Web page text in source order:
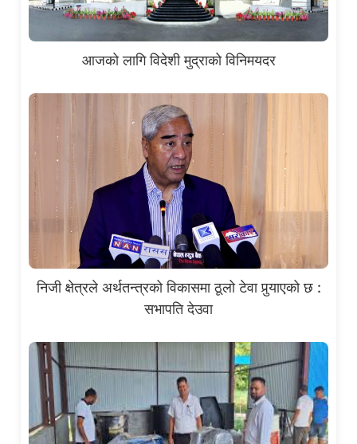
आजको लागि विदेशी मुद्राको विनिमयदर
निजी क्षेत्रले अर्थतन्त्रको विकासमा ठूलो टेवा पुर्‍याएको छ :
सभापति देउवा